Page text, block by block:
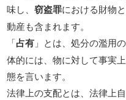
味し、窃盗罪における財物
動産も含まれます。
「占有 」とは、処分の濫用
体的には、物に対して事実
態を言います。
法律上の支配とは、法律上